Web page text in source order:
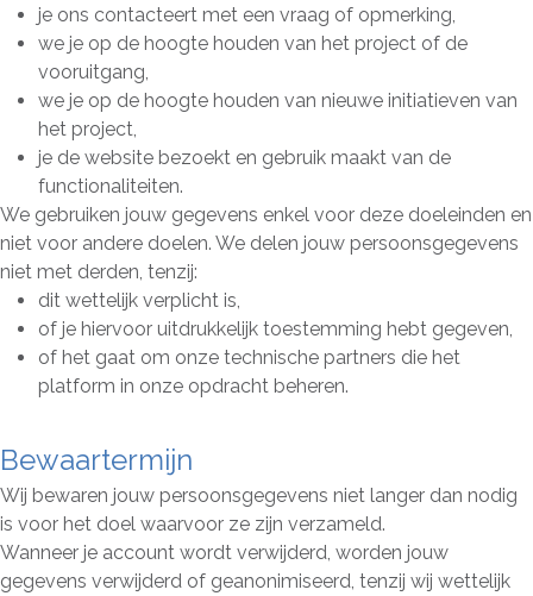
je ons contacteert met een vraag of opmerking,
we je op de hoogte houden van het project of de
vooruitgang,
we je op de hoogte houden van nieuwe initiatieven van
het project,
je de website bezoekt en gebruik maakt van de
functionaliteiten.
We gebruiken jouw gegevens enkel voor deze doeleinden en
niet voor andere doelen. We delen jouw persoonsgegevens
niet met derden, tenzij:
dit wettelijk verplicht is,
of je hiervoor uitdrukkelijk toestemming hebt gegeven,
of het gaat om onze technische partners die het
platform in onze opdracht beheren.
Bewaartermijn
Wij bewaren jouw persoonsgegevens niet langer dan nodig
is voor het doel waarvoor ze zijn verzameld.
Wanneer je account wordt verwijderd, worden jouw
gegevens verwijderd of geanonimiseerd, tenzij wij wettelijk